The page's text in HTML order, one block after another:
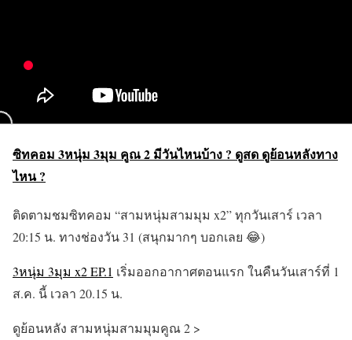
ซิทคอม 3หนุ่ม 3มุม คูณ 2 มีวันไหนบ้าง ? ดูสด ดูย้อนหลังทาง
ไหน ?
ติดตามชมซิทคอม “สามหนุ่มสามมุม x2” ทุกวันเสาร์ เวลา
20:15 น. ทางช่องวัน 31 (สนุกมากๆ บอกเลย 😂)
3หนุ่ม 3มุม x2 EP.1 เริ่มออกอากาศตอนแรก ในคืนวันเสาร์ที่ 1
ส.ค. นี้ เวลา 20.15 น.
ดูย้อนหลัง สามหนุ่มสามมุมคูณ 2 >